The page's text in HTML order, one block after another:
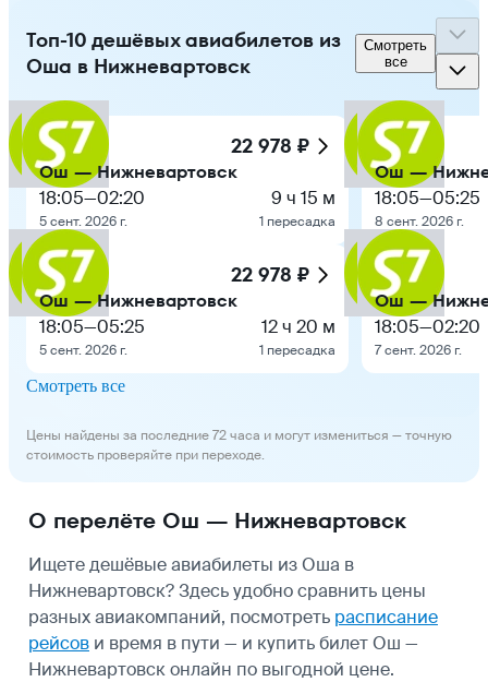
Топ-10 дешёвых авиабилетов из
Оша в Нижневартовск
Смотреть
все
22 978 ₽
Ош — Нижневартовск
18:05—02:20
5 сент. 2026 г.
9 ч 15 м
1 пересадка
22 978 ₽
Ош — Нижневартовск
18:05—05:25
5 сент. 2026 г.
12 ч 20 м
1 пересадка
Ош —
18:05—05:25
8 сент. 2026 г.
Ош —
18:05—02:20
7 сент. 2026 г.
Смотреть все
Цены найдены за последние 72 часа и могут измениться — точную
стоимость проверяйте при переходе.
О перелёте Ош — Нижневартовск
Ищете дешёвые авиабилеты из Оша в
Нижневартовск? Здесь удобно сравнить цены
разных авиакомпаний, посмотреть расписание
рейсов и время в пути — и купить билет Ош —
Нижневартовск онлайн по выгодной цене.